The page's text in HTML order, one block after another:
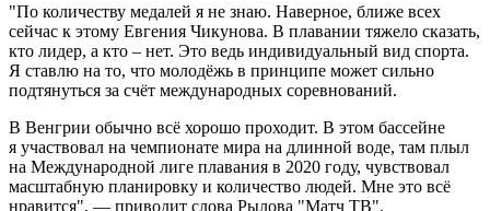
"По количеству медалей я не знаю. Наверное, ближе всех
сейчас к этому Евгения Чикунова. В плавании тяжело сказать,
кто лидер, а кто – нет. Это ведь индивидуальный вид спорта.
Я ставлю на то, что молодёжь в принципе может сильно
подтянуться за счёт международных соревнований.
В Венгрии обычно всё хорошо проходит. В этом бассейне
я участвовал на чемпионате мира на длинной воде, там плыл
на Международной лиге плавания в 2020 году, чувствовал
масштабную планировку и количество людей. Мне это всё
нравится", — приводит слова Рылова "Матч ТВ".